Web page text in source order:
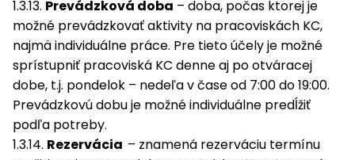
1.3.13. Prevádzková doba – doba, počas ktorej je
možné prevádzkovať aktivity na pracoviskách KC,
najmä individuálne práce. Pre tieto účely je možné
sprístupniť pracoviská KC denne aj po otváracej
dobe, t.j. pondelok – nedeľa v čase od 7:00 do 19:00.
Prevádzkovú dobu je možné individuálne predĺžiť
podľa potreby.
1.3.14. Rezervácia – znamená rezerváciu termínu